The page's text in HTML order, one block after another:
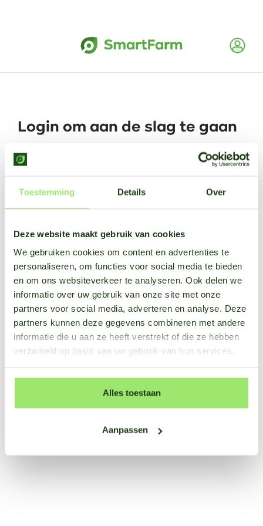
Toestemming Details Over
Deze website maakt gebruik van cookies
We gebruiken cookies om content en advertenties te
personaliseren, om functies voor social media te bieden
en om ons websiteverkeer te analyseren. Ook delen we
informatie over uw gebruik van onze site met onze
partners voor social media, adverteren en analyse. Deze
partners kunnen deze gegevens combineren met andere
informatie die u aan ze heeft verstrekt of die ze hebben
verzameld op basis van uw gebruik van hun services.
Alles toestaan
Aanpassen
Login om aan de slag te gaan
Gebruikersnaam
Wachtwoord vergeten?
Onthoud mijn gegevens
Inloggen